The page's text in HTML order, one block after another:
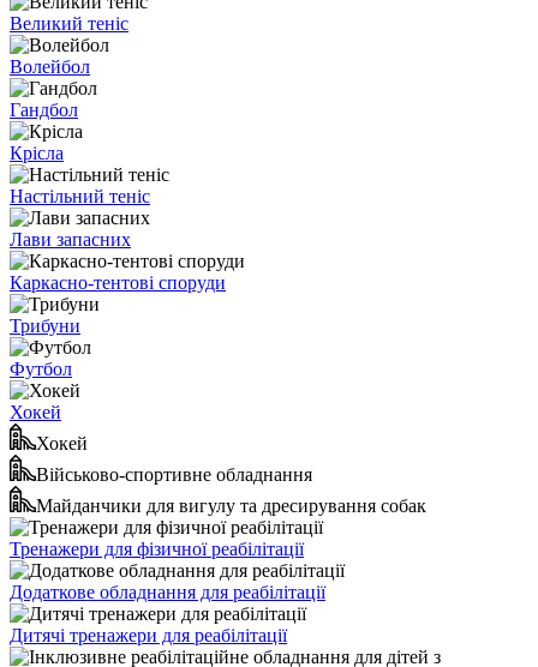
Великий теніс
Волейбол
Гандбол
Крісла
Настільний теніс
Лави запасних
Каркасно-тентові споруди
Трибуни
Футбол
Хокей
Хокей
Військово-спортивне обладнання
Майданчики для вигулу та дресирування собак
Тренажери для фізичної реабілітації
Додаткове обладнання для реабілітації
Дитячі тренажери для реабілітації